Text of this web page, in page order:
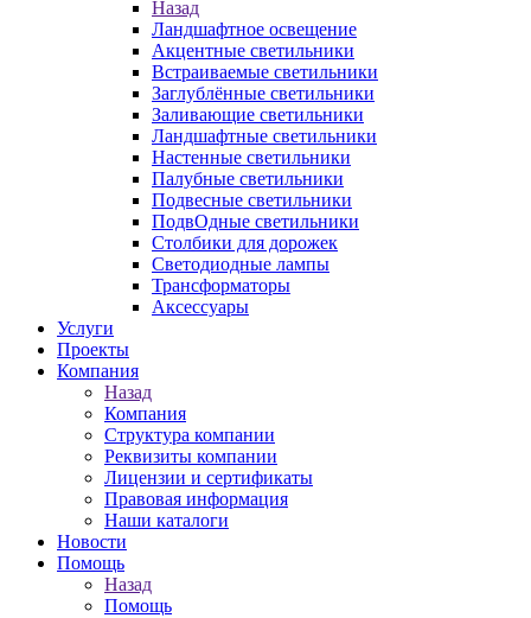
Назад
Ландшафтное освещение
Акцентные светильники
Встраиваемые светильники
Заглублённые светильники
Заливающие светильники
Ландшафтные светильники
Настенные светильники
Палубные светильники
Подвесные светильники
ПодвОдные светильники
Столбики для дорожек
Светодиодные лампы
Трансформаторы
Аксессуары
Услуги
Проекты
Компания
Назад
Компания
Структура компании
Реквизиты компании
Лицензии и сертификаты
Правовая информация
Наши каталоги
Новости
Помощь
Назад
Помощь